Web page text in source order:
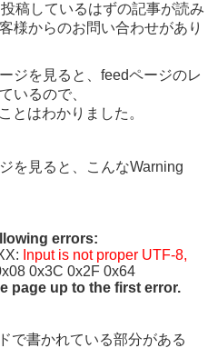
稿しているはずの記事が読み
様からのお問い合わせがあり
ジを見ると、feedページのレ
いるので、
とはわかりました。
を見ると、こんなWarning
errors:
Input is not proper UTF-8,
0x3C 0x2F 0x64
page up to the first error.
で書かれている部分がある